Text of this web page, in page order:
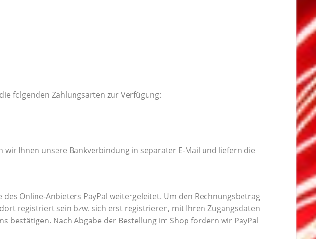
folgenden Zahlungsarten zur Verfügung:
wir Ihnen unsere Bankverbindung in separater E-Mail und liefern die
des Online-Anbieters PayPal weitergeleitet. Um den Rechnungsbetrag
registriert sein bzw. sich erst registrieren, mit Ihren Zugangsdaten
bestätigen. Nach Abgabe der Bestellung im Shop fordern wir PayPal